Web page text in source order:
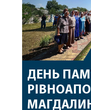
ДЕНЬ